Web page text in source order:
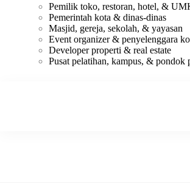
Pemilik toko, restoran, hotel, &
Pemerintah kota & dinas-dinas
Masjid, gereja, sekolah, & yayasan
Event organizer & penyelenggara
Developer properti & real estate
Pusat pelatihan, kampus, & pondok